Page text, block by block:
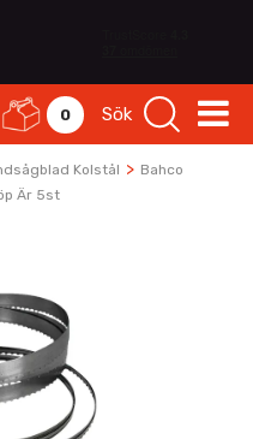
0 Sök
Kolstål > Bahco
Är 5st